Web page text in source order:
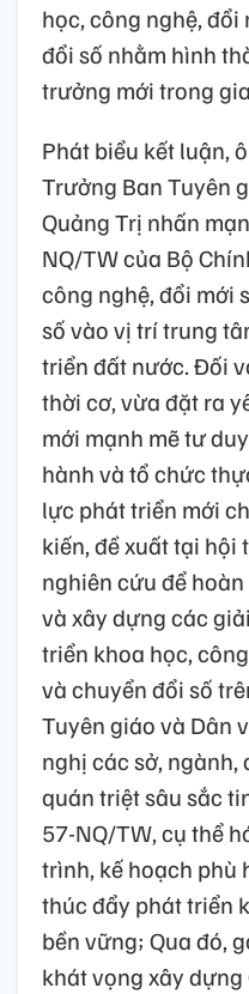
học, công nghệ,
đổi số nhằm hình
trưởng mới trong
Phát biểu kết luận,
Trưởng Ban Tuyên
Quảng Trị nhấn
NQ/TW của Bộ
công nghệ, đổi mới
số vào vị trí trung
triển đất nước. Đối
thời cơ, vừa đặt ra
mới mạnh mẽ tư
hành và tổ chức
lực phát triển mới
kiến, đề xuất tại hội
nghiên cứu để
và xây dựng các
triển khoa học,
và chuyển đổi số
Tuyên giáo và Dân
nghị các sở,
quán triệt sâu sắc
57-NQ/TW, cụ thể
trình, kế hoạch phù
thúc đẩy phát triển
bền vững; Qua đó,
khát vọng xây